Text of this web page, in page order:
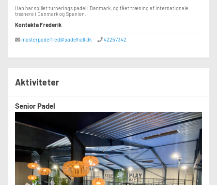
Han har spillet turnerings padel i Danmark, og fået træning af internationale
trænere i Danmark og Spanien.
Kontakta Frederik
masterpadelfred@padelhall.dk 42257342
Aktiviteter
Senior Padel